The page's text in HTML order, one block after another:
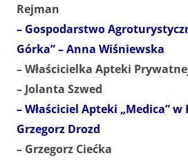
Rejman
– Gospodarstwo
Górka” – Anna Wiśniewska
– Właścicielka Apteki
– Jolanta Szwed
– Właściciel Apteki „Medica”
Grzegorz Drozd
– Grzegorz Ciećka